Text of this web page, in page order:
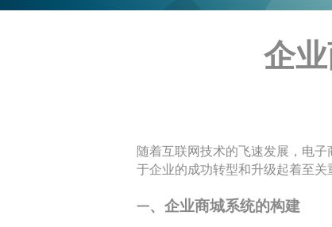
企
随着互联网技术的飞速发展，电
于企业的成功转型和升级起着至关
一、 企业商城系统的构建